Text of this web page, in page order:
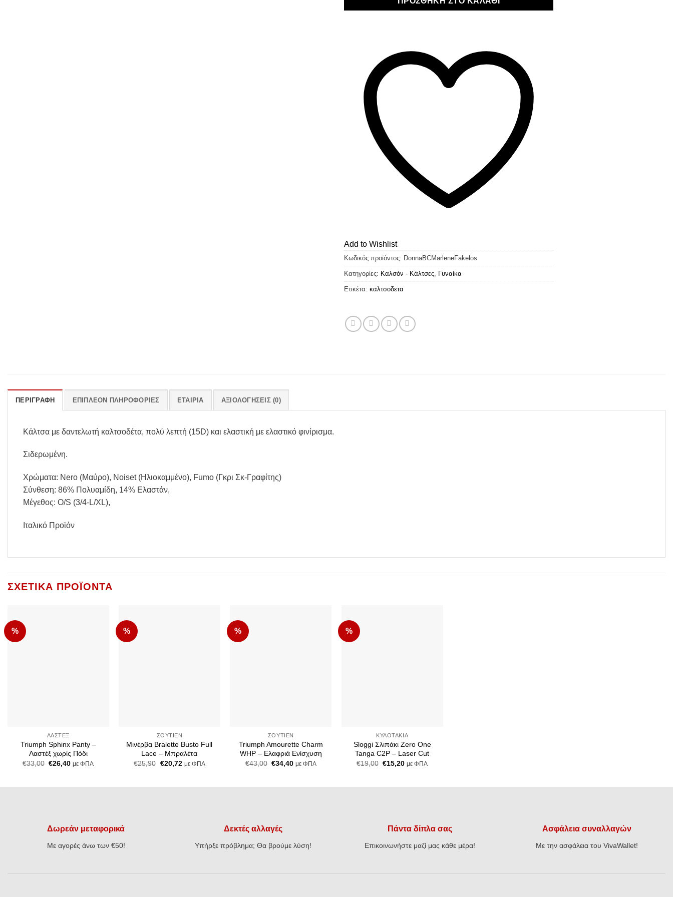
Add to Wishlist
Κωδικός προϊόντος: DonnaBCMarleneFakelos
Κατηγορίες: Καλσόν - Κάλτσες Γυναίκα
Ετικέτα: καλτσοδετα
ΠΕΡΙΓΡΑΦΉ ΕΠΙΠΛΈΟΝ ΠΛΗΡΟΦΟΡΊΕΣ ΕΤΑΙΡΊΑ ΑΞΙΟΛΟΓΉΣΕΙΣ (0)
Κάλτσα με δαντελωτή καλτσοδέτα, πολύ λεπτή (15D) και ελαστική με ελαστικό φινίρισμα.
Σιδερωμένη.
Χρώματα: Nero (Μαύρο), Noiset (Ηλιοκαμμένο), Fumo (Γκρι Σκ-Γραφίτης)
Σύνθεση: 86% Πολυαμίδη, 14% Ελαστάν,
Μέγεθος: O/S (3/4-L/XL),
Ιταλικό Προϊόν
ΣΧΕΤΙΚΆ ΠΡΟΪΌΝΤΑ
%
ΛΑΣΤΈΞ
Triumph Sphinx Panty –
Λαστέξ χωρίς Πόδι
€33,00 Original
€26,40Ημε ΦΠΑ
%
ΣΟΥΤΙΈΝ
Μινέρβα Bralette Busto Full
Lace – Μπραλέτα
€25,90 Original
€20,72Ημε ΦΠΑ
%
ΣΟΥΤΙΈΝ
Triumph Amourette Charm
WHP – Ελαφριά Ενίσχυση
€43,00 Original
€34,40Ημε ΦΠΑ
%
ΚΥΛΟΤΆΚΙΑ
Sloggi Σλιπάκι Zero One
Tanga C2P – Laser Cut
€19,00 Original
€15,20Ημε ΦΠΑ
Δωρεάν μεταφορικά
Με αγορές άνω των €50!
Δεκτές αλλαγές
Υπήρξε πρόβλημα; Θα βρούμε λύση!
Πάντα δίπλα σας
Επικοινωνήστε μαζί μας κάθε μέρα!
Ασφάλεια συναλλαγών
Με την ασφάλεια του VivaWallet!